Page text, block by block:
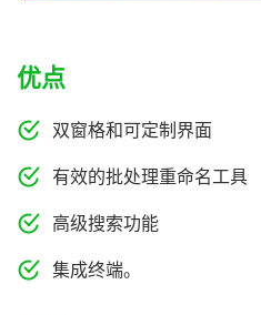
优点
双窗格和可定制界面
有效的批处理重命名工具
高级搜索功能
集成终端。